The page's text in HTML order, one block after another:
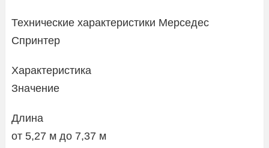
Технические характеристики Мерседес
Спринтер
Характеристика
Значение
Длина
от 5,27 м до 7,37 м